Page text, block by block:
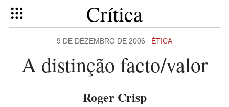
Crítica
9 DE DEZEMBRO DE 2006 ÉTICA
A distinção facto/valor
Roger Crisp